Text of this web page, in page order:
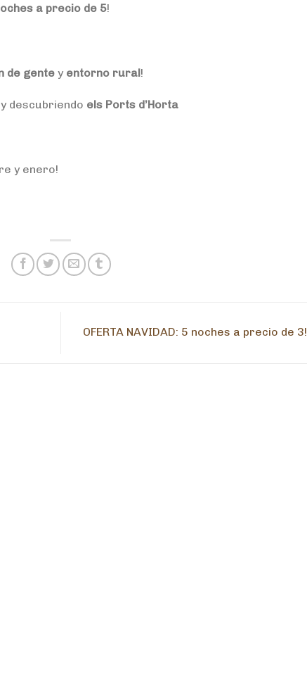
a precio de 5!
de gente y entorno rural!
descubriendo els Ports d’Horta
y enero!
OFERTA NAVIDAD: 5 noches a precio de 3!